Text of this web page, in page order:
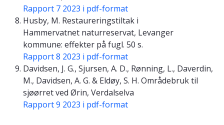
Rapport 7 2023 i pdf-format
Husby, M. Restaureringstiltak i
Hammervatnet naturreservat, Levanger
kommune: effekter på fugl. 50 s.
Rapport 8 2023 i pdf-format
Davidsen, J. G., Sjursen, A. D., Rønning, L., Daverdin,
M., Davidsen, A. G. & Eldøy, S. H. Områdebruk til
sjøørret ved Ørin, Verdalselva
Rapport 9 2023 i pdf-format